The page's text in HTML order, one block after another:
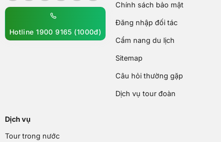
Hotline 1900 9165 (1000đ)
Chính sách bảo mật
Đăng nhập đối tác
Cẩm nang du lịch
Sitemap
Câu hỏi thường gặp
Dịch vụ tour đoàn
Dịch vụ
Tour trong nước